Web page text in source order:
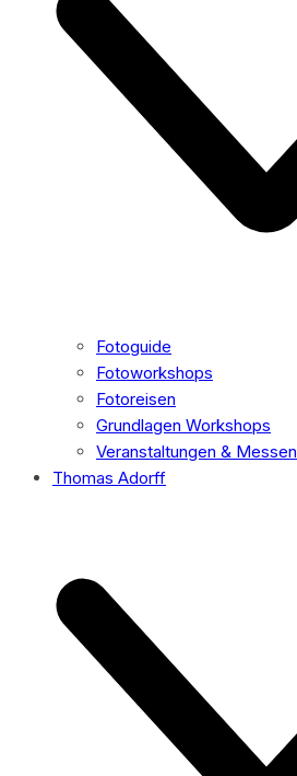
Fotoguide
Fotoworkshops
Fotoreisen
Grundlagen Workshops
Veranstaltungen & Messen
Thomas Adorff